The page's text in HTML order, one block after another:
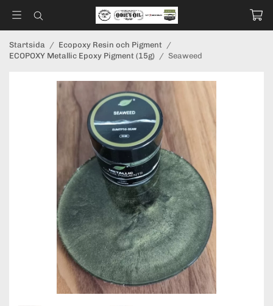
Startsida / Ecopoxy Resin och Pigment /
ECOPOXY Metallic Epoxy Pigment (15g) / Seaweed